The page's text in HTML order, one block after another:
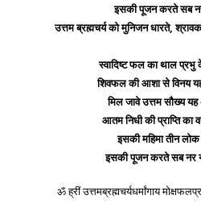
इसकी पूजन करते सब
उत्तम ब्रह्मचर्य को मुनिजन धारते,
स्वादिष्ट फल का थाल प्रभु
शिवफल की आशा से विनय
मिल जावे उत्तम सौख्य यह
आतम निधी की प्राप्ति का
इसकी महिमा तीन लोक
इसकी पूजन करते सब नर
ॐ ह्रीं उत्तमब्रह्मचर्यधर्मांगाय